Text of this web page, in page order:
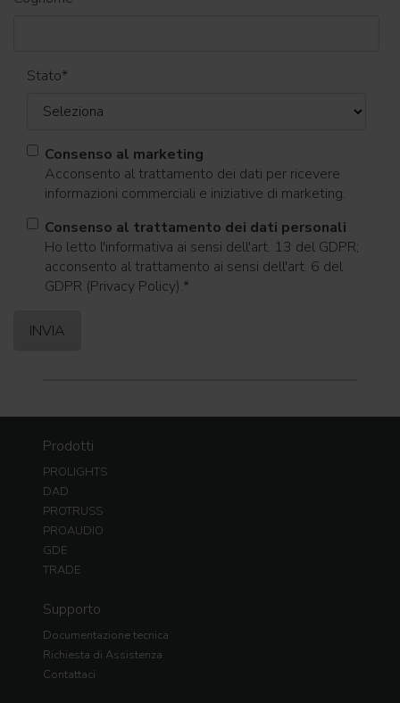
Stato*
Consenso al marketing
Acconsento al trattamento dei dati per ricevere
informazioni commerciali e iniziative di marketing.
Consenso al trattamento dei dati personali
Ho letto l'informativa ai sensi dell'art. 13 del GDPR;
acconsento al trattamento ai sensi dell'art. 6 del
GDPR (Privacy Policy).*
Prodotti
PROLIGHTS
DAD
PROTRUSS
PROAUDIO
GDE
TRADE
Supporto
Documentazione tecnica
Richiesta di Assistenza
Contattaci